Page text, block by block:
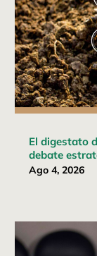
El digestato
debate
Ago 4, 2026